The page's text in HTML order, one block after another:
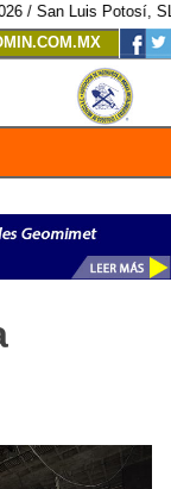
SLP // Mexico